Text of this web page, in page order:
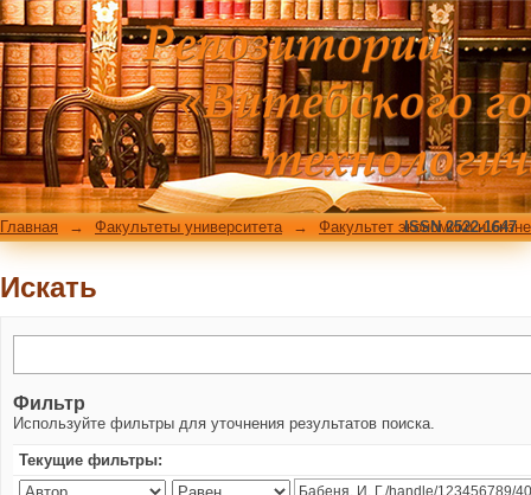
Искать
Главная → Факультеты университета → Факультет экономики и
ISSN 2522-1647
Искать
Фильтр
Используйте фильтры для уточнения результатов поиска.
Текущие фильтры: